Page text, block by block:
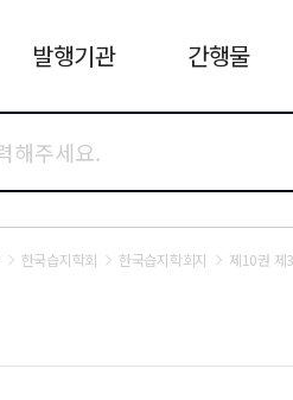
발행기관 간행물
한국습지학회 한국습지학회지 제10권 제